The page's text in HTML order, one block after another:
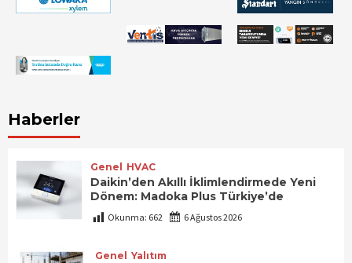
Haberler
Genel HVAC
Daikin’den Akıllı İklimlendirmede Yeni
Dönem: Madoka Plus Türkiye’de
Okunma: 662 6 Ağustos 2026
Genel Yalıtım